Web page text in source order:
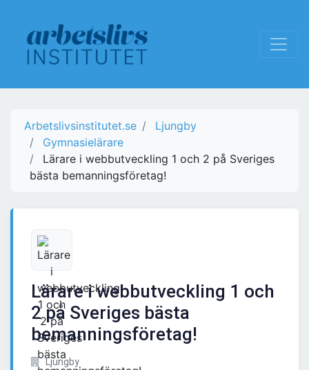
Arbetslivsinstitutet.se
Ljungby
Gymnasielärare
Lärare i webbutveckling 1 och 2 på Sveriges
bästa bemanningsföretag!
Lärare i webbutveckling 1 och
2 på Sveriges bästa
bemanningsföretag!
Ljungby